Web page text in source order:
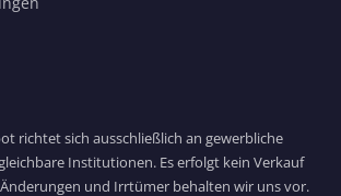
richtet sich ausschließlich an gewerbliche
Institutionen. Es erfolgt kein Verkauf
und Irrtümer behalten wir uns vor.